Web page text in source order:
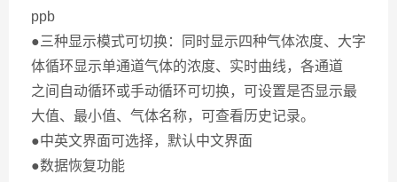
ppb
●三种显示模式可切换：同时显示四种气体浓度、大字
体循环显示单通道气体的浓度、实时曲线，各通道
之间自动循环或手动循环可切换，可设置是否显示最
大值、最小值、气体名称，可查看历史记录。
●中英文界面可选择，默认中文界面
●数据恢复功能